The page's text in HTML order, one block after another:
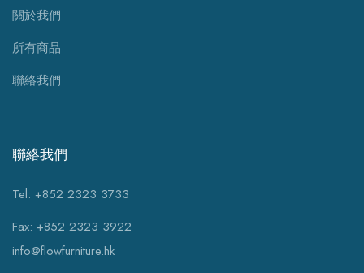
關於我們
所有商品
聯絡我們
聯絡我們
Tel: +852 2323 3733
Fax: +852 2323 3922
info@flowfurniture.hk